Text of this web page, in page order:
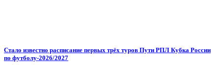
Стало известно расписание первых трёх туров Пути РПЛ Кубка России
по футболу-2026/2027